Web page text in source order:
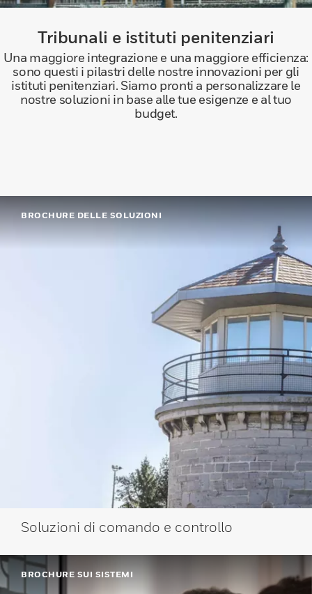
Tribunali e istituti penitenziari
Una maggiore integrazione e una maggiore efficienza:
sono questi i pilastri delle nostre innovazioni per gli
istituti penitenziari. Siamo pronti a personalizzare le
nostre soluzioni in base alle tue esigenze e al tuo
budget.
BROCHURE DELLE SOLUZIONI
Soluzioni di comando e controllo
BROCHURE SUI SISTEMI